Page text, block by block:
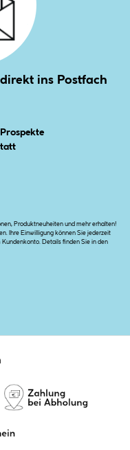
ins Postfach
Produktneuheiten und mehr erhalten!
Ihre Einwilligung können Sie jederzeit
Details finden Sie in den